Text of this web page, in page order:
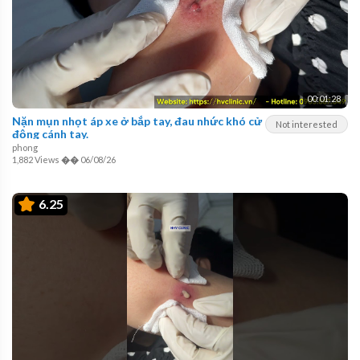
00:01:28
Not interested
Nặn mụn nhọt áp xe ở bắp tay, đau nhức khó cử
động cánh tay.
phong
1,882 Views �� 06/08/26
6.25